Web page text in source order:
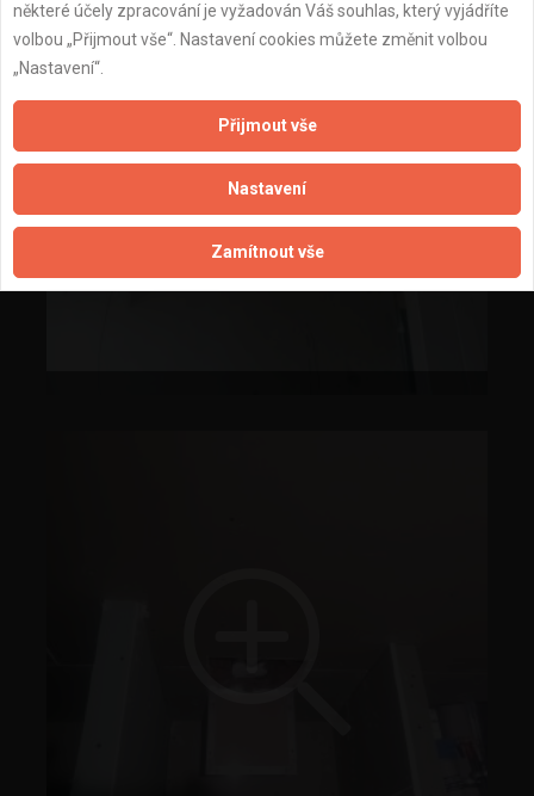
některé účely zpracování je vyžadován Váš souhlas, který vyjádříte
volbou „Přijmout vše“. Nastavení cookies můžete změnit volbou
„Nastavení“.
Přijmout vše
Nastavení
Zamítnout vše